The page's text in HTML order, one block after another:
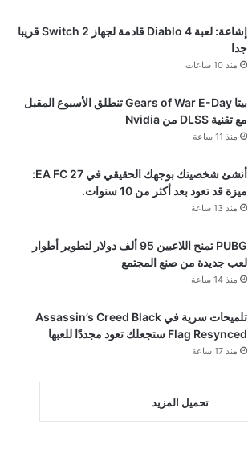
إشاعة: لعبة Diablo 4 قادمة لجهاز Switch 2 قريبا
جدا
منذ 10 ساعات
بيتا Gears of War E-Day تنطلق الأسبوع المقبل
مع تقنية DLSS من Nvidia
منذ 11 ساعة
أنشئ شخصيتك بوجهك الحقيقي في EA FC 27:
ميزة قد تعود بعد أكثر من 10 سنوات.
منذ 13 ساعة
PUBG تمنح اللاعبين 95 ألف دولار لتطوير أطوار
لعب جديدة من صنع المجتمع
منذ 14 ساعة
تلميحات سرية في Assassin’s Creed Black
Flag Resynced ستجعلك تعود مجددًا للعبها
منذ 17 ساعة
تحميل المزيد